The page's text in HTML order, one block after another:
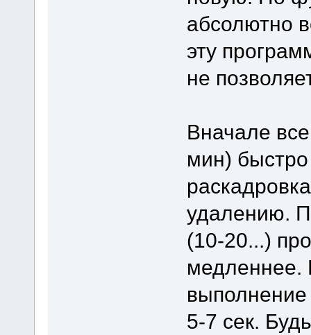
абсолютно
эту
не
Вначале
мин) быстро
удалению.
(10-20...)
медленнее.
5-7 сек.